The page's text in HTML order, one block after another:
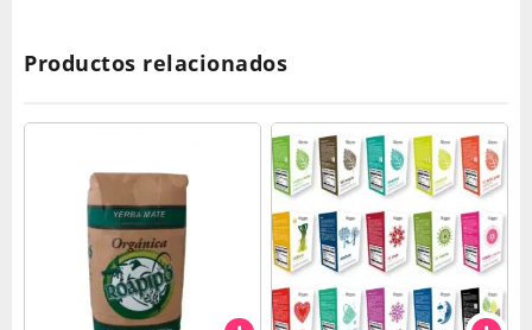
Productos relacionados